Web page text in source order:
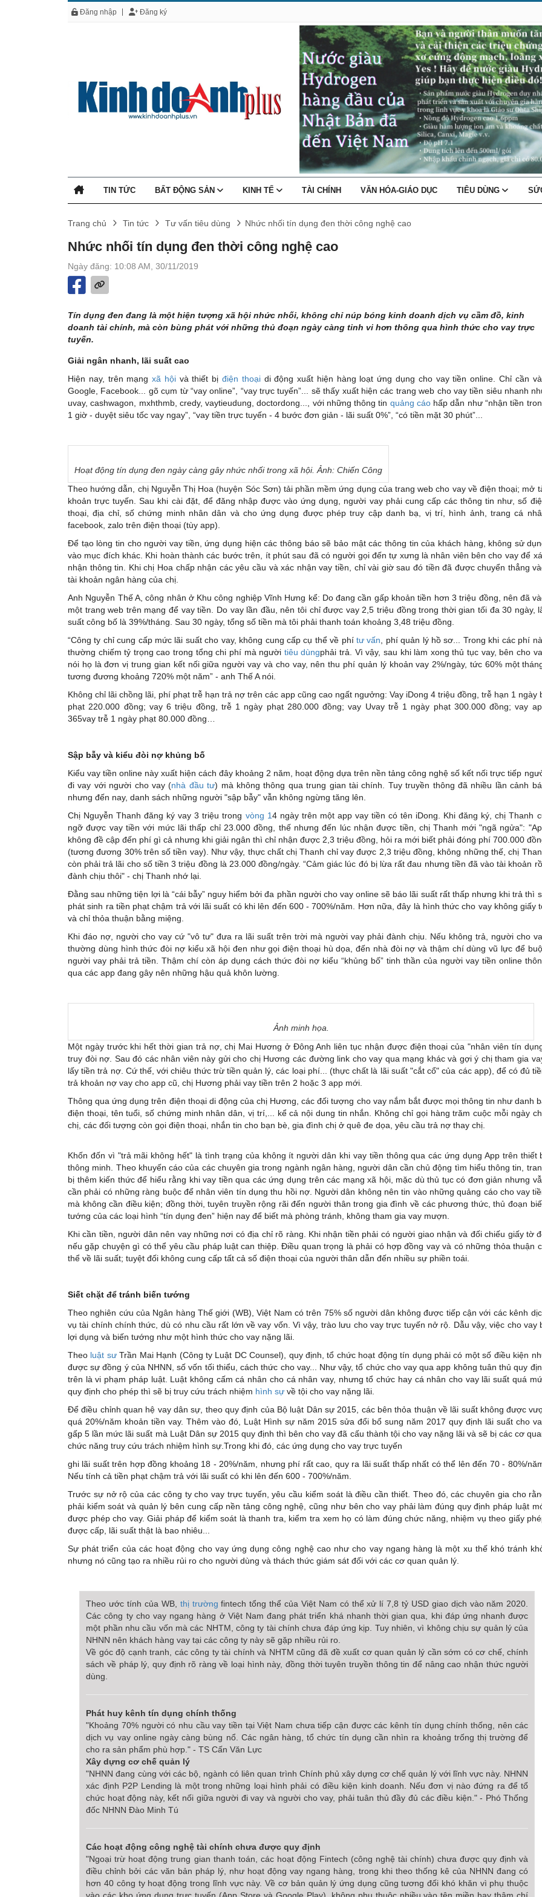
Đăng nhập Đăng ký
TIN TỨC BẤT ĐỘNG SẢN KINH TẾ TÀI CHÍNH VĂN HÓA-GIÁO DỤC TIÊU DÙNG
Trang chủ Tin tức Tư vấn tiêu dùng Nhức nhối tín dụng đen thời công nghệ cao
Nhức nhối tín dụng đen thời công nghệ cao
Ngày đăng: 10:08 AM, 30/11/2019
Tín dụng đen đang là một hiện tượng xã hội nhức nhối, không chỉ núp bóng kinh doanh dịch vụ cầm đồ, kinh
doanh tài chính, mà còn bùng phát với những thủ đoạn ngày càng tinh vi hơn thông qua hình thức cho vay trực
tuyến.
Giải ngân nhanh, lãi suất cao
Hiện nay, trên mạngxã hộivà thiết bịđiện thoạidi động xuất hiện hàng loạt ứng dụng cho vay tiền online. Chỉ cần
Google, Facebook... gõ cụm từ “vay online”, “vay trực tuyến”... sẽ thấy xuất hiện các trang web cho vay tiền siêu nhanh
uvay, cashwagon, mxhthmb, credy, vaytieudung, doctordong..., với những thông tin quảng cáohấp dẫn như “nhận tiền
1 giờ - duyệt siêu tốc vay ngay”, “vay tiền trực tuyến - 4 bước đơn giản - lãi suất 0%”, “có tiền mặt 30 phút”...
Hoạt động tín dụng đen ngày càng gây nhức nhối trong xã hội. Ảnh: Chiến Công
Theo hướng dẫn, chị Nguyễn Thị Hoa (huyện Sóc Sơn) tải phần mềm ứng dụng của trang web cho vay về điện thoại; mở
khoản trực tuyến. Sau khi cài đặt, để đăng nhập được vào ứng dụng, người vay phải cung cấp các thông tin như, số
thoại, địa chỉ, số chứng minh nhân dân và cho ứng dụng được phép truy cập danh bạ, vị trí, hình ảnh, trang cá
facebook, zalo trên điện thoại (tùy app).
Để tạo lòng tin cho người vay tiền, ứng dụng hiện các thông báo sẽ bảo mật các thông tin của khách hàng, không sử
vào mục đích khác. Khi hoàn thành các bước trên, ít phút sau đã có người gọi đến tự xưng là nhân viên bên cho vay để
nhận thông tin. Khi chị Hoa chấp nhận các yêu cầu và xác nhận vay tiền, chỉ vài giờ sau đó tiền đã được chuyển thẳng
tài khoản ngân hàng của chị.
Anh Nguyễn Thế A, công nhân ở Khu công nghiệp Vĩnh Hưng kể: Do đang cần gấp khoản tiền hơn 3 triệu đồng, nên đã
một trang web trên mạng để vay tiền. Do vay lần đầu, nên tôi chỉ được vay 2,5 triệu đồng trong thời gian tối đa 30 ngày,
suất công bố là 39%/tháng. Sau 30 ngày, tổng số tiền mà tôi phải thanh toán khoảng 3,48 triệu đồng.
“Công ty chỉ cung cấp mức lãi suất cho vay, không cung cấp cụ thể về phí tư vấn , phí quản lý hồ sơ... Trong khi các phí
thường chiếm tỷ trọng cao trong tổng chi phí mà người tiêu dùngphải trả. Vì vậy, sau khi làm xong thủ tục vay, bên cho
nói họ là đơn vị trung gian kết nối giữa người vay và cho vay, nên thu phí quản lý khoản vay 2%/ngày, tức 60% một
tương đương khoảng 720% một năm” - anh Thế A nói.
Không chỉ lãi chồng lãi, phí phạt trễ hạn trả nợ trên các app cũng cao ngất ngưởng: Vay iDong 4 triệu đồng, trễ hạn 1 ngày
phạt 220.000 đồng; vay 6 triệu đồng, trễ 1 ngày phạt 280.000 đồng; vay Uvay trễ 1 ngày phạt 300.000 đồng; vay
365vay trễ 1 ngày phạt 80.000 đồng…
Sập bẫy và kiểu đòi nợ khủng bố
Kiểu vay tiền online này xuất hiện cách đây khoảng 2 năm, hoạt động dựa trên nền tảng công nghệ số kết nối trực tiếp
đi vay với người cho vay (nhà đầu tư) mà không thông qua trung gian tài chính. Tuy truyền thông đã nhiều lần cảnh
nhưng đến nay, danh sách những người "sập bẫy" vẫn không ngừng tăng lên.
Chị Nguyễn Thanh đăng ký vay 3 triệu trong vòng 14 ngày trên một app vay tiền có tên iDong. Khi đăng ký, chị Thanh
ngỡ được vay tiền với mức lãi thấp chỉ 23.000 đồng, thế nhưng đến lúc nhận được tiền, chị Thanh mới "ngã ngửa":
không đề cập đến phí gì cả nhưng khi giải ngân thì chỉ nhận được 2,3 triệu đồng, hỏi ra mới biết phải đóng phí 700.000
(tương đương 30% trên số tiền vay). Như vậy, thực chất chị Thanh chỉ vay được 2,3 triệu đồng, không những thế, chị
còn phải trả lãi cho số tiền 3 triệu đồng là 23.000 đồng/ngày. “Cảm giác lúc đó bị lừa rất đau nhưng tiền đã vào tài khoản
đành chịu thôi" - chị Thanh nhớ lại.
Đằng sau những tiện lợi là “cái bẫy” nguy hiểm bởi đa phần người cho vay online sẽ báo lãi suất rất thấp nhưng khi trả thì
phát sinh ra tiền phạt chậm trả với lãi suất có khi lên đến 600 - 700%/năm. Hơn nữa, đây là hình thức cho vay không giấy
và chỉ thỏa thuận bằng miệng.
Khi đáo nợ, người cho vay cứ "vô tư" đưa ra lãi suất trên trời mà người vay phải đành chịu. Nếu không trả, người cho
thường dùng hình thức đòi nợ kiểu xã hội đen như gọi điện thoại hù dọa, đến nhà đòi nợ và thậm chí dùng vũ lực để
người vay phải trả tiền. Thậm chí còn áp dụng cách thức đòi nợ kiểu “khủng bố” tinh thần của người vay tiền online
qua các app đang gây nên những hậu quả khôn lường.
Ảnh minh họa.
Một ngày trước khi hết thời gian trả nợ, chị Mai Hương ở Đông Anh liên tục nhận được điện thoại của "nhân viên tín
truy đòi nợ. Sau đó các nhân viên này gửi cho chị Hương các đường link cho vay qua mạng khác và gợi ý chị tham gia
lấy tiền trả nợ. Cứ thế, với chiêu thức trừ tiền quản lý, các loại phí... (thực chất là lãi suất "cắt cổ" của các app), để có đủ
trả khoản nợ vay cho app cũ, chị Hương phải vay tiền trên 2 hoặc 3 app mới.
Thông qua ứng dụng trên điện thoại di động của chị Hương, các đối tượng cho vay nắm bắt được mọi thông tin như danh
điện thoại, tên tuổi, số chứng minh nhân dân, vị trí,... kể cả nội dung tin nhắn. Không chỉ gọi hàng trăm cuộc mỗi ngày
chị, các đối tượng còn gọi điện thoại, nhắn tin cho bạn bè, gia đình chị ở quê đe dọa, yêu cầu trả nợ thay chị.
Khốn đốn vì "trả mãi không hết" là tình trạng của không ít người dân khi vay tiền thông qua các ứng dụng App trên thiết
thông minh. Theo khuyến cáo của các chuyên gia trong ngành ngân hàng, người dân cần chủ động tìm hiểu thông tin,
bị thêm kiến thức để hiểu rằng khi vay tiền qua các ứng dụng trên các mạng xã hội, mặc dù thủ tục có đơn giản nhưng
cần phải có những ràng buộc để nhân viên tín dụng thu hồi nợ. Người dân không nên tin vào những quảng cáo cho vay
mà không cần điều kiện; đồng thời, tuyên truyền rộng rãi đến người thân trong gia đình về các phương thức, thủ đoạn
tướng của các loại hình “tín dụng đen” hiện nay để biết mà phòng tránh, không tham gia vay mượn.
Khi cần tiền, người dân nên vay những nơi có địa chỉ rõ ràng. Khi nhận tiền phải có người giao nhận và đối chiếu giấy tờ
nếu gặp chuyện gì có thể yêu cầu pháp luật can thiệp. Điều quan trọng là phải có hợp đồng vay và có những thỏa thuận
thể về lãi suất; tuyệt đối không cung cấp tất cả số điện thoại của người thân dẫn đến nhiều sự phiền toái.
Siết chặt để tránh biến tướng
Theo nghiên cứu của Ngân hàng Thế giới (WB), Việt Nam có trên 75% số người dân không được tiếp cận với các kênh
vụ tài chính chính thức, dù có nhu cầu rất lớn về vay vốn. Vì vậy, trào lưu cho vay trực tuyến nở rộ. Dẫu vậy, việc cho vay
lợi dụng và biến tướng như một hình thức cho vay nặng lãi.
Theo luật sưTrần Mai Hạnh (Công ty Luật DC Counsel), quy định, tổ chức hoạt động tín dụng phải có một số điều kiện
được sự đồng ý của NHNN, số vốn tối thiểu, cách thức cho vay... Như vậy, tổ chức cho vay qua app không tuân thủ quy
trên là vi phạm pháp luật. Luật không cấm cá nhân cho cá nhân vay, nhưng tổ chức hay cá nhân cho vay lãi suất quá
quy định cho phép thì sẽ bị truy cứu trách nhiệm hình sự về tội cho vay nặng lãi.
Để điều chỉnh quan hệ vay dân sự, theo quy định của Bộ luật Dân sự 2015, các bên thỏa thuận về lãi suất không được
quá 20%/năm khoản tiền vay. Thêm vào đó, Luật Hình sự năm 2015 sửa đổi bổ sung năm 2017 quy định lãi suất cho
gấp 5 lần mức lãi suất mà Luật Dân sự 2015 quy định thì bên cho vay đã cấu thành tội cho vay nặng lãi và sẽ bị các cơ
chức năng truy cứu trách nhiệm hình sự.Trong khi đó, các ứng dụng cho vay trực tuyến
ghi lãi suất trên hợp đồng khoảng 18 - 20%/năm, nhưng phí rất cao, quy ra lãi suất thấp nhất có thể lên đến 70 - 80%/
Nếu tính cả tiền phạt chậm trả với lãi suất có khi lên đến 600 - 700%/năm.
Trước sự nở rộ của các công ty cho vay trực tuyến, yêu cầu kiểm soát là điều cần thiết. Theo đó, các chuyên gia cho
phải kiểm soát và quản lý bên cung cấp nền tảng công nghệ, cũng như bên cho vay phải làm đúng quy định pháp luật
được phép cho vay. Giải pháp để kiểm soát là thanh tra, kiểm tra xem họ có làm đúng chức năng, nhiệm vụ theo giấy
được cấp, lãi suất thật là bao nhiêu...
Sự phát triển của các hoạt động cho vay ứng dụng công nghệ cao như cho vay ngang hàng là một xu thế khó tránh
nhưng nó cũng tạo ra nhiều rủi ro cho người dùng và thách thức giám sát đối với các cơ quan quản lý.
Theo ước tính của WB, thị trường fintech tổng thể của Việt Nam có thể xử lí 7,8 tỷ USD giao dịch vào năm 2020.
Các công ty cho vay ngang hàng ở Việt Nam đang phát triển khá nhanh thời gian qua, khi đáp ứng nhanh được
một phần nhu cầu vốn mà các NHTM, công ty tài chính chưa đáp ứng kịp. Tuy nhiên, vì không chịu sự quản lý của
NHNN nên khách hàng vay tại các công ty này sẽ gặp nhiều rủi ro.
Về góc độ cạnh tranh, các công ty tài chính và NHTM cũng đã đề xuất cơ quan quản lý cần sớm có cơ chế, chính
sách về pháp lý, quy định rõ ràng về loại hình này, đồng thời tuyên truyền thông tin để nâng cao nhận thức người
dùng.
Phát huy kênh tín dụng chính thống
"Khoảng 70% người có nhu cầu vay tiền tại Việt Nam chưa tiếp cận được các kênh tín dụng chính thống, nên các
dịch vụ vay online ngày càng bùng nổ. Các ngân hàng, tổ chức tín dụng cần nhìn ra khoảng trống thị trường để
cho ra sản phẩm phù hợp." - TS Cấn Văn Lực
Xây dựng cơ chế quản lý
"NHNN đang cùng với các bộ, ngành có liên quan trình Chính phủ xây dựng cơ chế quản lý với lĩnh vực này. NHNN
xác định P2P Lending là một trong những loại hình phải có điều kiện kinh doanh. Nếu đơn vị nào đứng ra để tổ
chức hoạt động này, kết nối giữa người đi vay và người cho vay, phải tuân thủ đầy đủ các điều kiện." - Phó Thống
đốc NHNN Đào Minh Tú
Các hoạt động công nghệ tài chính chưa được quy định
"Ngoại trừ hoạt động trung gian thanh toán, các hoạt động Fintech (công nghệ tài chính) chưa được quy định và
điều chỉnh bởi các văn bản pháp lý, như hoạt động vay ngang hàng, trong khi theo thống kê của NHNN đang có
hơn 40 công ty hoạt động trong lĩnh vực này. Về cơ bản quản lý ứng dụng cũng tương đối khó khăn vì phụ thuộc